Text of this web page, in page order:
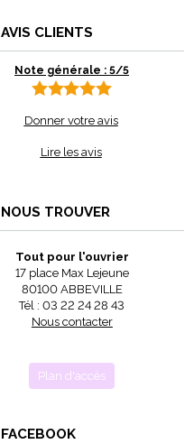
AVIS CLIENTS
Note générale : 5/5
Donner votre avis
Lire les avis
NOUS TROUVER
Tout pour l'ouvrier
17 place Max Lejeune
80100 ABBEVILLE
Tél : 03 22 24 28 43
Nous contacter
Plan d'accès
FACEBOOK